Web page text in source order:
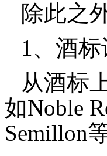
除此之
1、酒
从酒标
如Noble
Semillon等